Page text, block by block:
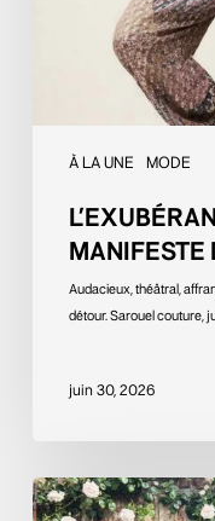
À LA UNE MODE
MANIFESTE
Audacieux, théâtral,
détour. Sarouel couture,
juin 30, 2026
Lorsque
le